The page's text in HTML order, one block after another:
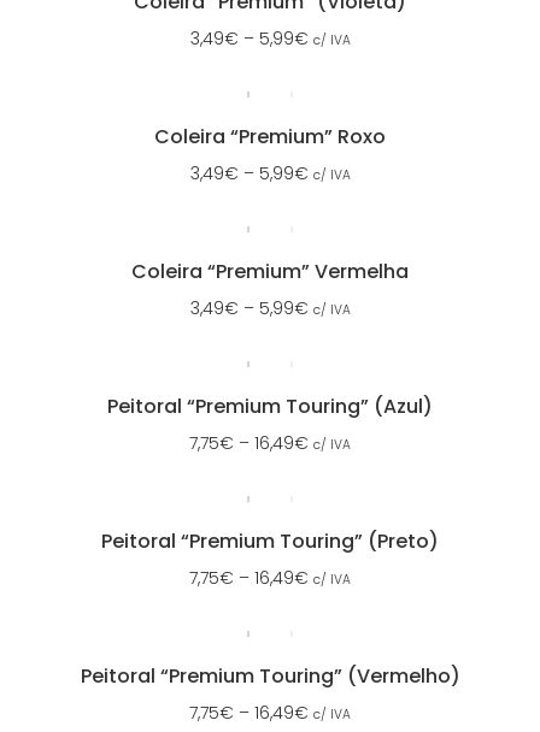
3,49€ – 5,99€ c/ IVA
Coleira “Premium” Roxo
3,49€ – 5,99€ c/ IVA
Coleira “Premium” Vermelha
3,49€ – 5,99€ c/ IVA
Peitoral “Premium Touring” (Azul)
7,75€ – 16,49€ c/ IVA
Peitoral “Premium Touring” (Preto)
7,75€ – 16,49€ c/ IVA
Peitoral “Premium Touring” (Vermelho)
7,75€ – 16,49€ c/ IVA